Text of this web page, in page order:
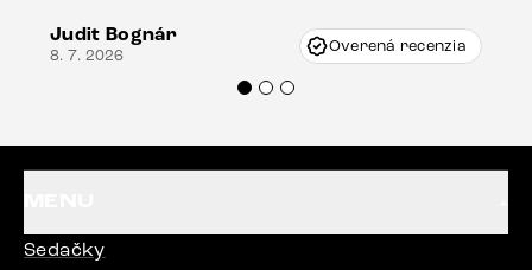
Vincze pri riešení mojej záležitosti pristúpili
veľmi korektne. Odporúčam produkty Delife
Judit Bognár
8. 7. 2026 Overená recenzia
Sedačky